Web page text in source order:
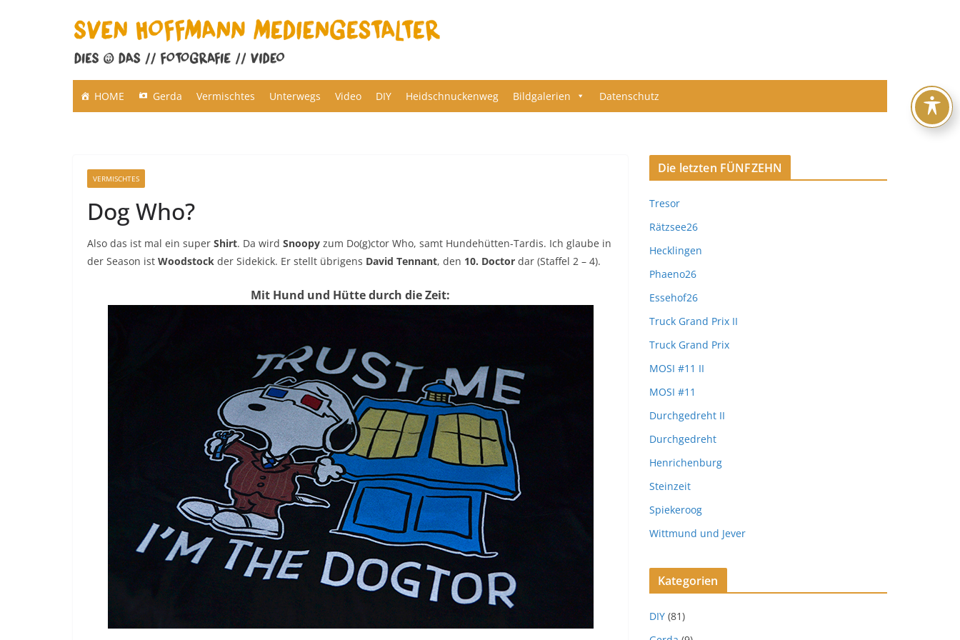
HOME Gerda Vermischtes Unterwegs Video DIY Heidschnuckenweg Bildgalerien Datenschutz
VERMISCHTES
Dog Who?
Also das ist mal ein super Shirt. Da wird Snoopy zum Do(g)ctor Who, samt Hundehütten-Tardis. Ich glaube in
der Season ist Woodstock der Sidekick. Er stellt übrigens David Tennant, den 10. Doctor dar (Staffel 2 – 4).
Mit Hund und Hütte durch die Zeit:
Die letzten FÜNFZEHN
Tresor
Rätzsee26
Hecklingen
Phaeno26
Essehof26
Truck Grand Prix II
Truck Grand Prix
MOSI #11 II
MOSI #11
Durchgedreht II
Durchgedreht
Henrichenburg
Steinzeit
Spiekeroog
Wittmund und Jever
Kategorien
DIY (81)